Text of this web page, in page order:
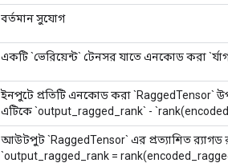
বর্তমান সুযোগ
একটি `ভেরিয়েন্ট` টেনসর যাতে এনকোড করা
ইনপুটে প্রতিটি এনকোড করা `RaggedTensor`
এটিকে `output_ragged_rank` -
আউটপুট `RaggedTensor` এর প্রত্যাশিত র‍্যাগড
`output_ragged_rank =